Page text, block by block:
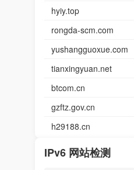
hyiy.top
rongda-scm.com
yushangguoxue.com
tianxingyuan.net
btcom.cn
gzftz.gov.cn
h29188.cn
IPv6 网站检测